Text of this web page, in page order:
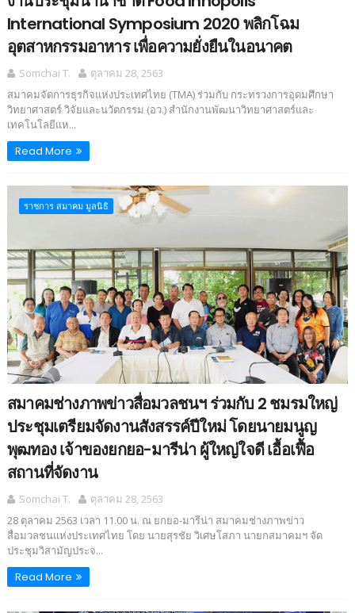
International Symposium 2020 พลิกโฉม
อุตสาหกรรมอาหาร เพื่อความยั่งยืนในอนาคต
Somchai T.
ตุลาคม 28, 2563
สมาคมจัดการธุรกิจแห่งประเทศไทย (TMA) ร่วมกับ กระทรวงการอุดมศึกษา
วิทยาศาสตร์ วิจัยและนวัตกรรม (อว.) สำนักงานพัฒนาวิทยาศาสตร์และ
เทคโนโลยีแห...
Read More
ราชการ สมาคม มูลนิธิ
สมาคมช่างภาพข่าวสื่อมวลชนฯ ร่วมกับ 2 ชมรมใหญ่
ประชุมเตรียมจัดงานสังสรรค์ปีใหม่ โดยนายมนูญ
พุฒทอง เจ้าของยกยอ-มารีน่า ผู้ใหญ่ใจดี เอื้อเฟื้อ
สถานที่จัดงาน
Somchai T.
ตุลาคม 28, 2563
28 ตุลาคม 2563 เวลา 11.00 น. ณ ยกยอ-มารีน่า สมาคมช่างภาพข่าว
สื่อมวลชนแห่งประเทศไทย โดย นายสุรชัย วิเศษโสภา นายกสมาคมฯ จัด
ประชุมวิสามัญประจ...
Read More